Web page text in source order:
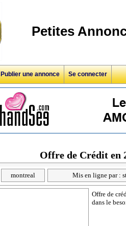
Petites
Publier une annonce Se connecter
Offre de Crédit en
montreal Mis en ligne par :
Offre de
dans le